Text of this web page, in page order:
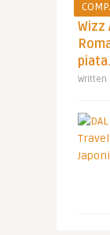
Wizz
Written